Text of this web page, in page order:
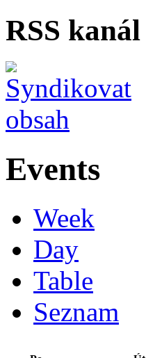
RSS kanál
Events
Week
Day
Table
Seznam